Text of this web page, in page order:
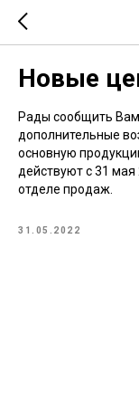
Новые
Рады сообщить
дополнительные
основную
действуют с 31 мая
отделе продаж.
31.05.2022